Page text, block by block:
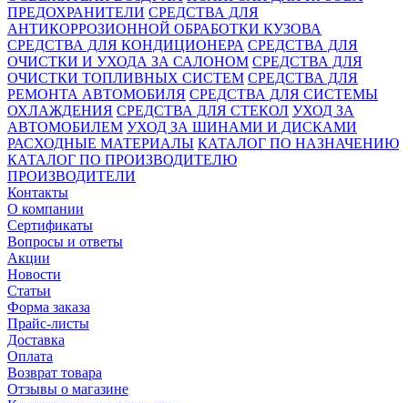
ПРЕДОХРАНИТЕЛИ СРЕДСТВА ДЛЯ
АНТИКОРРОЗИОННОЙ ОБРАБОТКИ КУЗОВА
СРЕДСТВА ДЛЯ КОНДИЦИОНЕРА СРЕДСТВА ДЛЯ
ОЧИСТКИ И УХОДА ЗА САЛОНОМ СРЕДСТВА ДЛЯ
ОЧИСТКИ ТОПЛИВНЫХ СИСТЕМ СРЕДСТВА ДЛЯ
РЕМОНТА АВТОМОБИЛЯ СРЕДСТВА ДЛЯ СИСТЕМЫ
ОХЛАЖДЕНИЯ СРЕДСТВА ДЛЯ СТЕКОЛ УХОД ЗА
АВТОМОБИЛЕМ УХОД ЗА ШИНАМИ И ДИСКАМИ
РАСХОДНЫЕ МАТЕРИАЛЫ КАТАЛОГ ПО НАЗНАЧЕНИЮ
КАТАЛОГ ПО ПРОИЗВОДИТЕЛЮ
ПРОИЗВОДИТЕЛИ
Контакты
О компании
Сертификаты
Вопросы и ответы
Акции
Новости
Статьи
Форма заказа
Прайс-листы
Доставка
Оплата
Возврат товара
Отзывы о магазине